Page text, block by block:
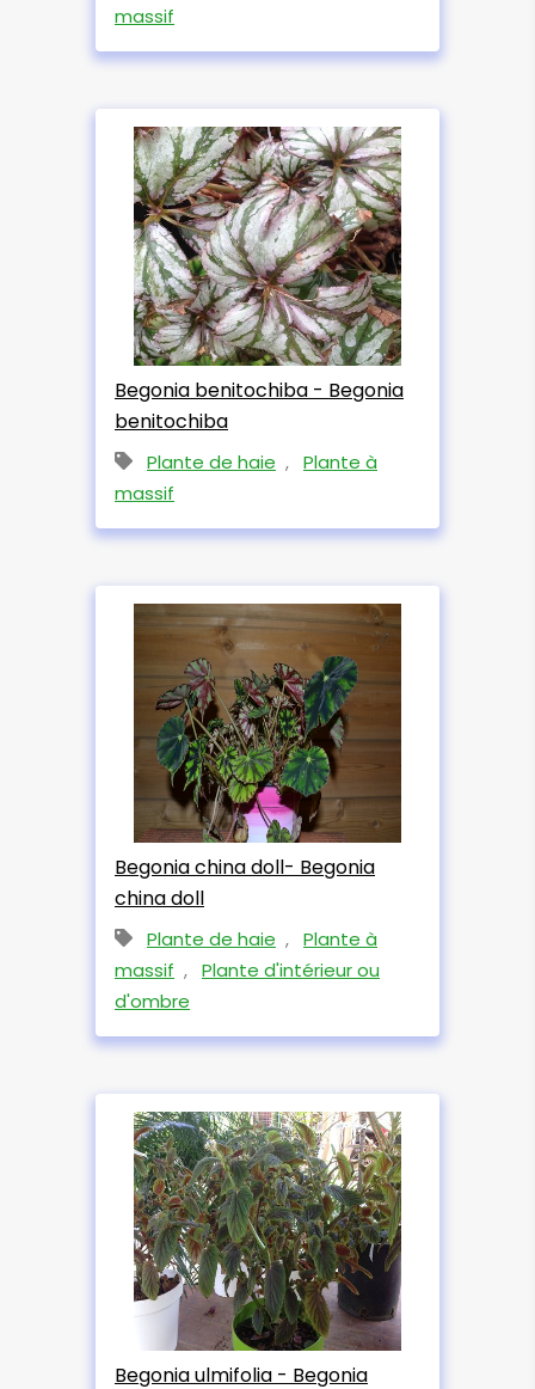
massif
Begonia benitochiba - Begonia
benitochiba
Plante de haie , Plante à
massif
Begonia china doll- Begonia
china doll
Plante de haie , Plante à
massif , Plante d'intérieur ou
d'ombre
Begonia ulmifolia - Begonia